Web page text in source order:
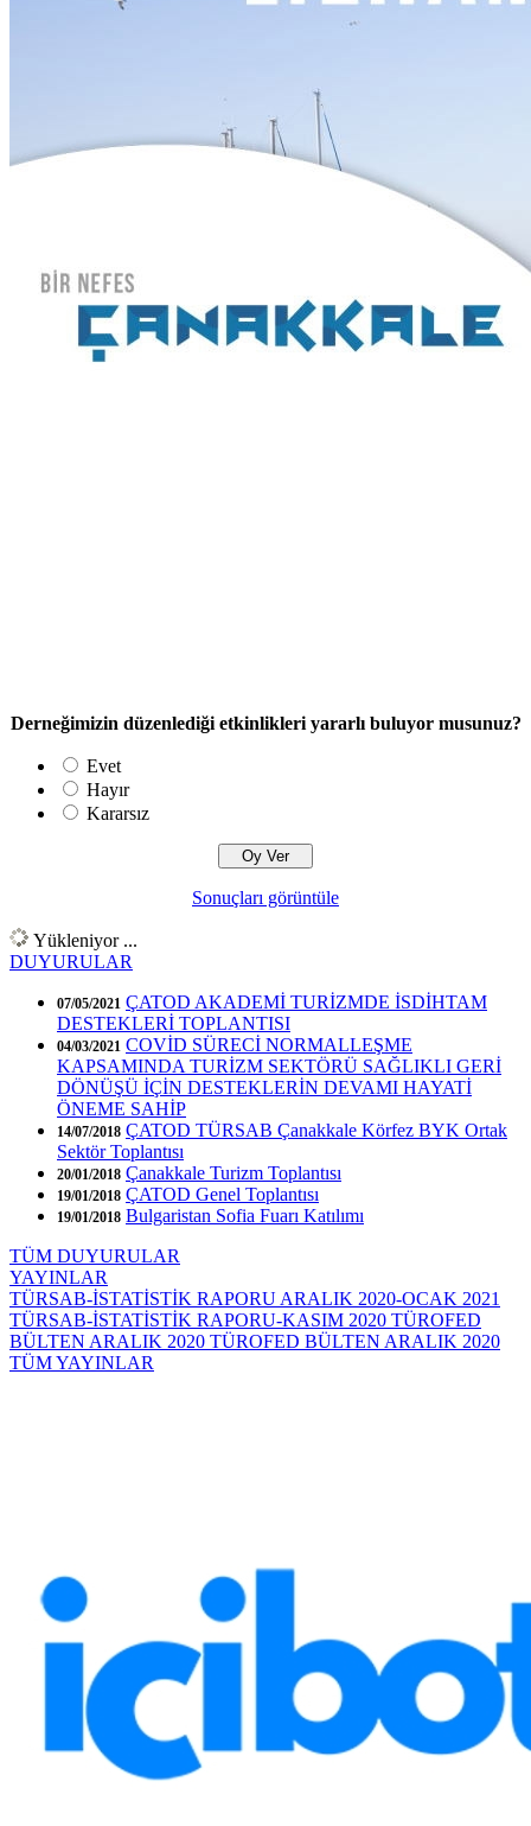
Derneğimizin düzenlediği etkinlikleri yararlı buluyor musunuz?
Evet
Hayır
Kararsız
Sonuçları görüntüle
Yükleniyor ...
DUYURULAR
07/05/2021 ÇATOD AKADEMİ TURİZMDE İSDİHTAM
DESTEKLERİ TOPLANTISI
04/03/2021 COVİD SÜRECİ NORMALLEŞME
KAPSAMINDA TURİZM SEKTÖRÜ SAĞLIKLI GERİ
DÖNÜŞÜ İÇİN DESTEKLERİN DEVAMI HAYATİ
ÖNEME SAHİP
14/07/2018 ÇATOD TÜRSAB Çanakkale Körfez BYK Ortak
Sektör Toplantısı
20/01/2018 Çanakkale Turizm Toplantısı
19/01/2018 ÇATOD Genel Toplantısı
19/01/2018 Bulgaristan Sofia Fuarı Katılımı
TÜM DUYURULAR
YAYINLAR
TÜRSAB-İSTATİSTİK RAPORU ARALIK 2020-OCAK 2021
TÜRSAB-İSTATİSTİK RAPORU-KASIM 2020 TÜROFED
BÜLTEN ARALIK 2020 TÜROFED BÜLTEN ARALIK 2020
TÜM YAYINLAR